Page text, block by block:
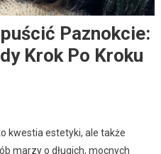
Paznokcie:
Krok Po Kroku
kwestia estetyki, ale także
marzy o długich, mocnych